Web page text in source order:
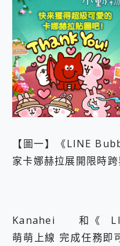
【圖一】《LINE
家卡娜赫拉展開限時
Kanahei 和《
萌萌上線 完成任務即